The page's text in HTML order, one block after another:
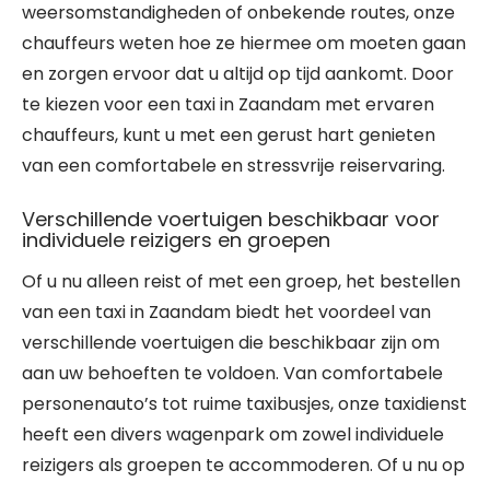
weersomstandigheden of onbekende routes, onze
chauffeurs weten hoe ze hiermee om moeten gaan
en zorgen ervoor dat u altijd op tijd aankomt. Door
te kiezen voor een taxi in Zaandam met ervaren
chauffeurs, kunt u met een gerust hart genieten
van een comfortabele en stressvrije reiservaring.
Verschillende voertuigen beschikbaar voor
individuele reizigers en groepen
Of u nu alleen reist of met een groep, het bestellen
van een taxi in Zaandam biedt het voordeel van
verschillende voertuigen die beschikbaar zijn om
aan uw behoeften te voldoen. Van comfortabele
personenauto’s tot ruime taxibusjes, onze taxidienst
heeft een divers wagenpark om zowel individuele
reizigers als groepen te accommoderen. Of u nu op